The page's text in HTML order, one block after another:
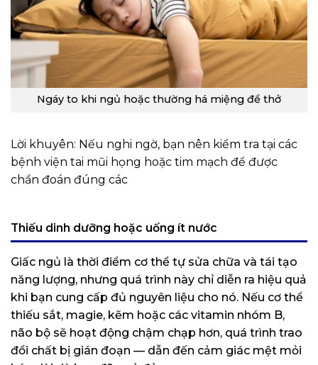
Ngáy to khi ngủ hoặc thường há miệng để thở
Lời khuyên: Nếu nghi ngờ, bạn nên kiểm tra tại các
bệnh viện tai mũi họng hoặc tim mạch để được
chẩn đoán đúng các
Thiếu dinh dưỡng hoặc uống ít nước
Giấc ngủ là thời điểm cơ thể tự sửa chữa và tái tạo
năng lượng, nhưng quá trình này chỉ diễn ra hiệu quả
khi bạn cung cấp đủ nguyên liệu cho nó. Nếu cơ thể
thiếu sắt, magie, kẽm hoặc các vitamin nhóm B,
não bộ sẽ hoạt động chậm chạp hơn, quá trình trao
đổi chất bị gián đoạn — dẫn đến cảm giác mệt mỏi